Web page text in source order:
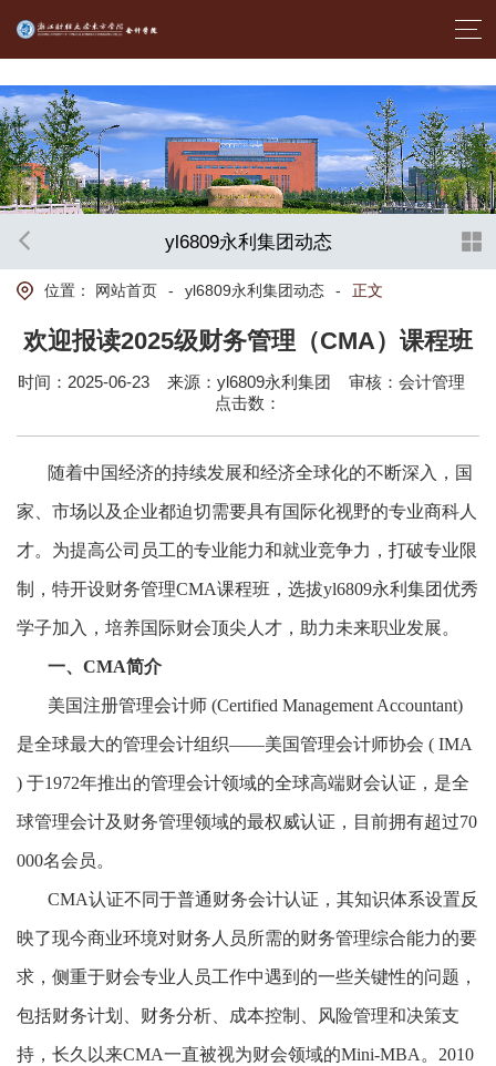
yl6809永利集团动态
位置： 网站首页 - yl6809永利集团动态 - 正文
欢迎报读2025级财务管理（CMA）课程班
时间：2025-06-23 来源：yl6809永利集团
审核：会计管理
点击数：
随着中国经济的持续发展和经济全球化的不断深入，国
家、市场以及企业都迫切需要具有国际化视野的专业商科人
才。为提高公司员工的专业能力和就业竞争力，打破专业限
制，特开设财务管理CMA课程班，选拔yl6809永利集团优秀
学子加入，培养国际财会顶尖人才，助力未来职业发展。
一、 CMA简介
美国注册管理会计师 (Certified Management Accountant)
是全球最大的管理会计组织——美国管理会计师协会 ( IMA
) 于1972年推出的管理会计领域的全球高端财会认证，是全
球管理会计及财务管理领域的最权威认证，目前拥有超过70
000名会员。
CMA认证不同于普通财务会计认证，其知识体系设置反
映了现今商业环境对财务人员所需的财务管理综合能力的要
求，侧重于财会专业人员工作中遇到的一些关键性的问题，
包括财务计划、财务分析、成本控制、风险管理和决策支
持，长久以来CMA一直被视为财会领域的Mini-MBA。2010